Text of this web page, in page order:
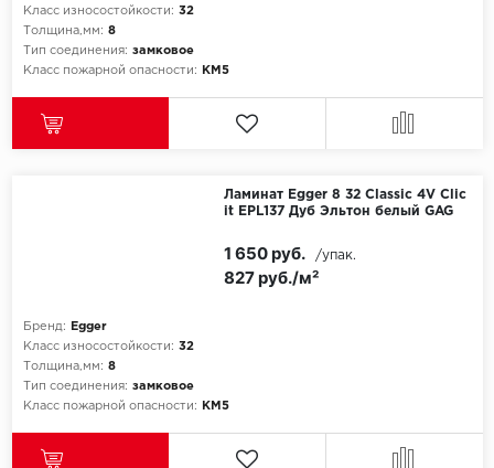
Класс износостойкости: 32
Толщина,мм: 8
Тип соединения: замковое
Класс пожарной опасности:
КМ5
Ламинат Egger 8 32 Classic 4V Clic
it EPL137 Дуб Эльтон белый GAG
Бренд:
Egger
Класс износостойкости: 32
Толщина,мм: 8
Тип соединения: замковое
Класс пожарной опасности:
КМ5
827 руб./м²
1 650 руб. /упак.